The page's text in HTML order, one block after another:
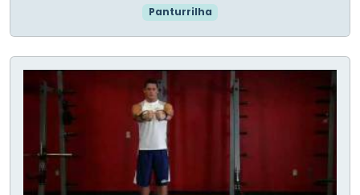
Panturrilha